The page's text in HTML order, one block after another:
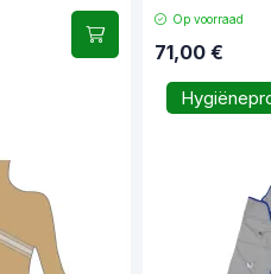
Op voorraad
71,00€